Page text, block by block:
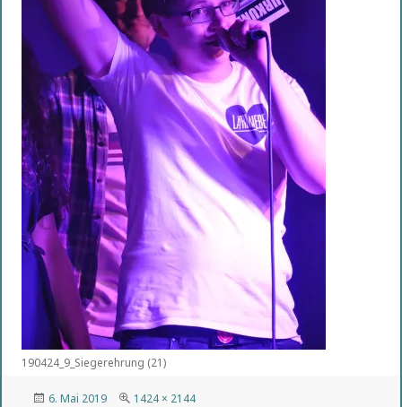
190424_9_Siegerehrung (21)
Veröffentlicht
6. Mai 2019
Volle
1424 × 2144